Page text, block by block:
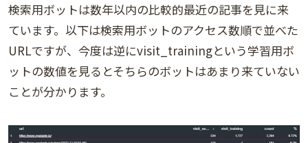
検索用ボットは数年以内の比較的最近の記事を見に来
ています。以下は検索用ボットのアクセス数順で並べた
URLですが、今度は逆にvisit_trainingという学習用ボ
ットの数値を見るとそちらのボットはあまり来ていない
ことが分かります。